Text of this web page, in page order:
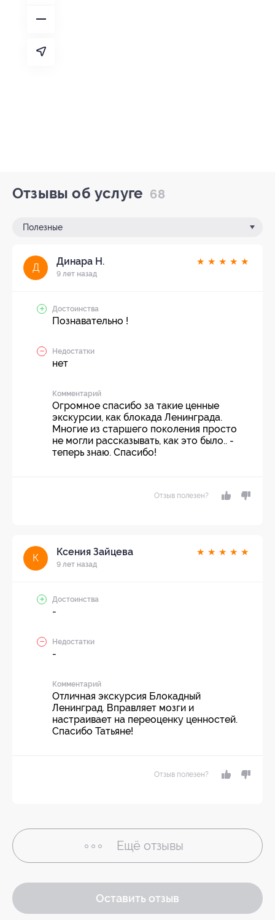
Отзывы об услуге 68
Полезные
Д
Динара Н.
9 лет назад
★ ★ ★ ★ ★
Достоинства
Познавательно !
Недостатки
нет
Комментарий
Огромное спасибо за такие ценные
экскурсии, как блокада Ленинграда.
Многие из старшего поколения просто
не могли рассказывать, как это было.. -
теперь знаю. Спасибо!
Отзыв полезен?
К
Ксения Зайцева
9 лет назад
★ ★ ★ ★ ★
Достоинства
-
Недостатки
-
Комментарий
Отличная экскурсия Блокадный
Ленинград. Вправляет мозги и
настраивает на переоценку ценностей.
Спасибо Татьяне!
Отзыв полезен?
Ещё отзывы
Оставить отзыв